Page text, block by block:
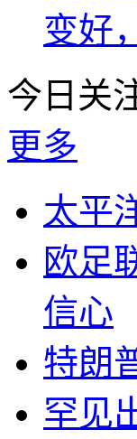
变好
今日关
更多
太平
欧足
信心
特朗
罕见